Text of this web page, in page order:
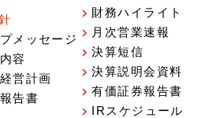
プメッセージ
容
営計画
告書
財務ハイライト
月次営業速報
決算短信
決算説明会資料
有価証券報告書
IRスケジュール